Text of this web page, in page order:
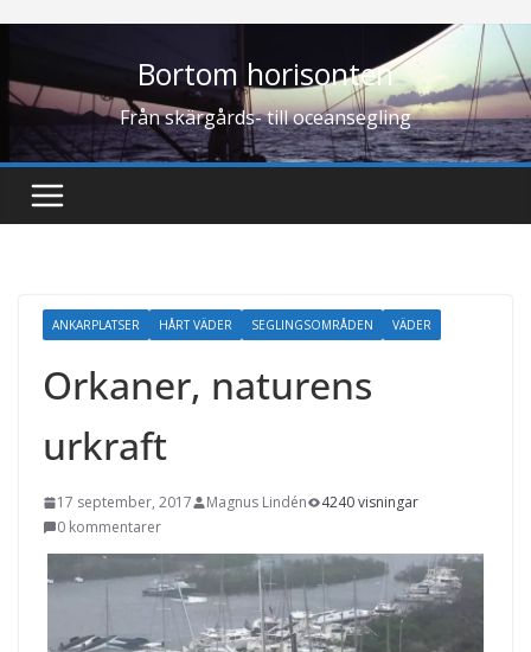
innehåll
Bortom horisonten
Från skärgårds- till oceansegling
ANKARPLATSER HÅRT VÄDER SEGLINGSOMRÅDEN VÄDER
Orkaner, naturens
urkraft
17 september, 2017 Magnus Lindén
4240 visningar
0 kommentarer